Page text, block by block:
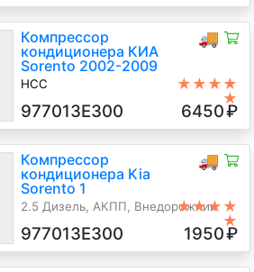
🚚
Компрессор
кондиционера КИА
Sorento 2002-2009
HCC
4х4, Джип (5-дверный), черный,
2004 г.в.
★★★★
★
977013E300 6450₽
🚚
Компрессор
кондиционера Kia
Sorento 1
2.5 Дизель, АКПП, Внедорожник
★★★★
★
977013E300 1950₽